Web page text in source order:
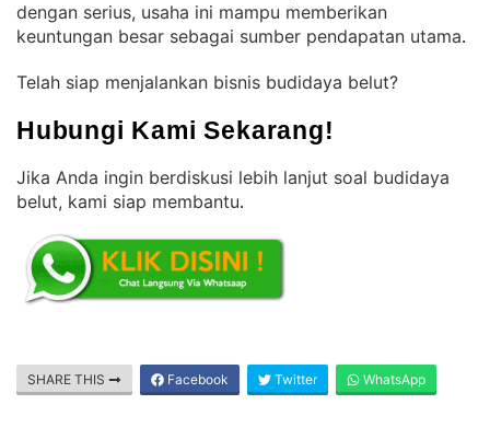
dengan serius, usaha ini mampu memberikan
keuntungan besar sebagai sumber pendapatan utama.
Telah siap menjalankan bisnis budidaya belut?
Hubungi Kami Sekarang!
Jika Anda ingin berdiskusi lebih lanjut soal budidaya
belut, kami siap membantu.
SHARE THIS Facebook Twitter WhatsApp